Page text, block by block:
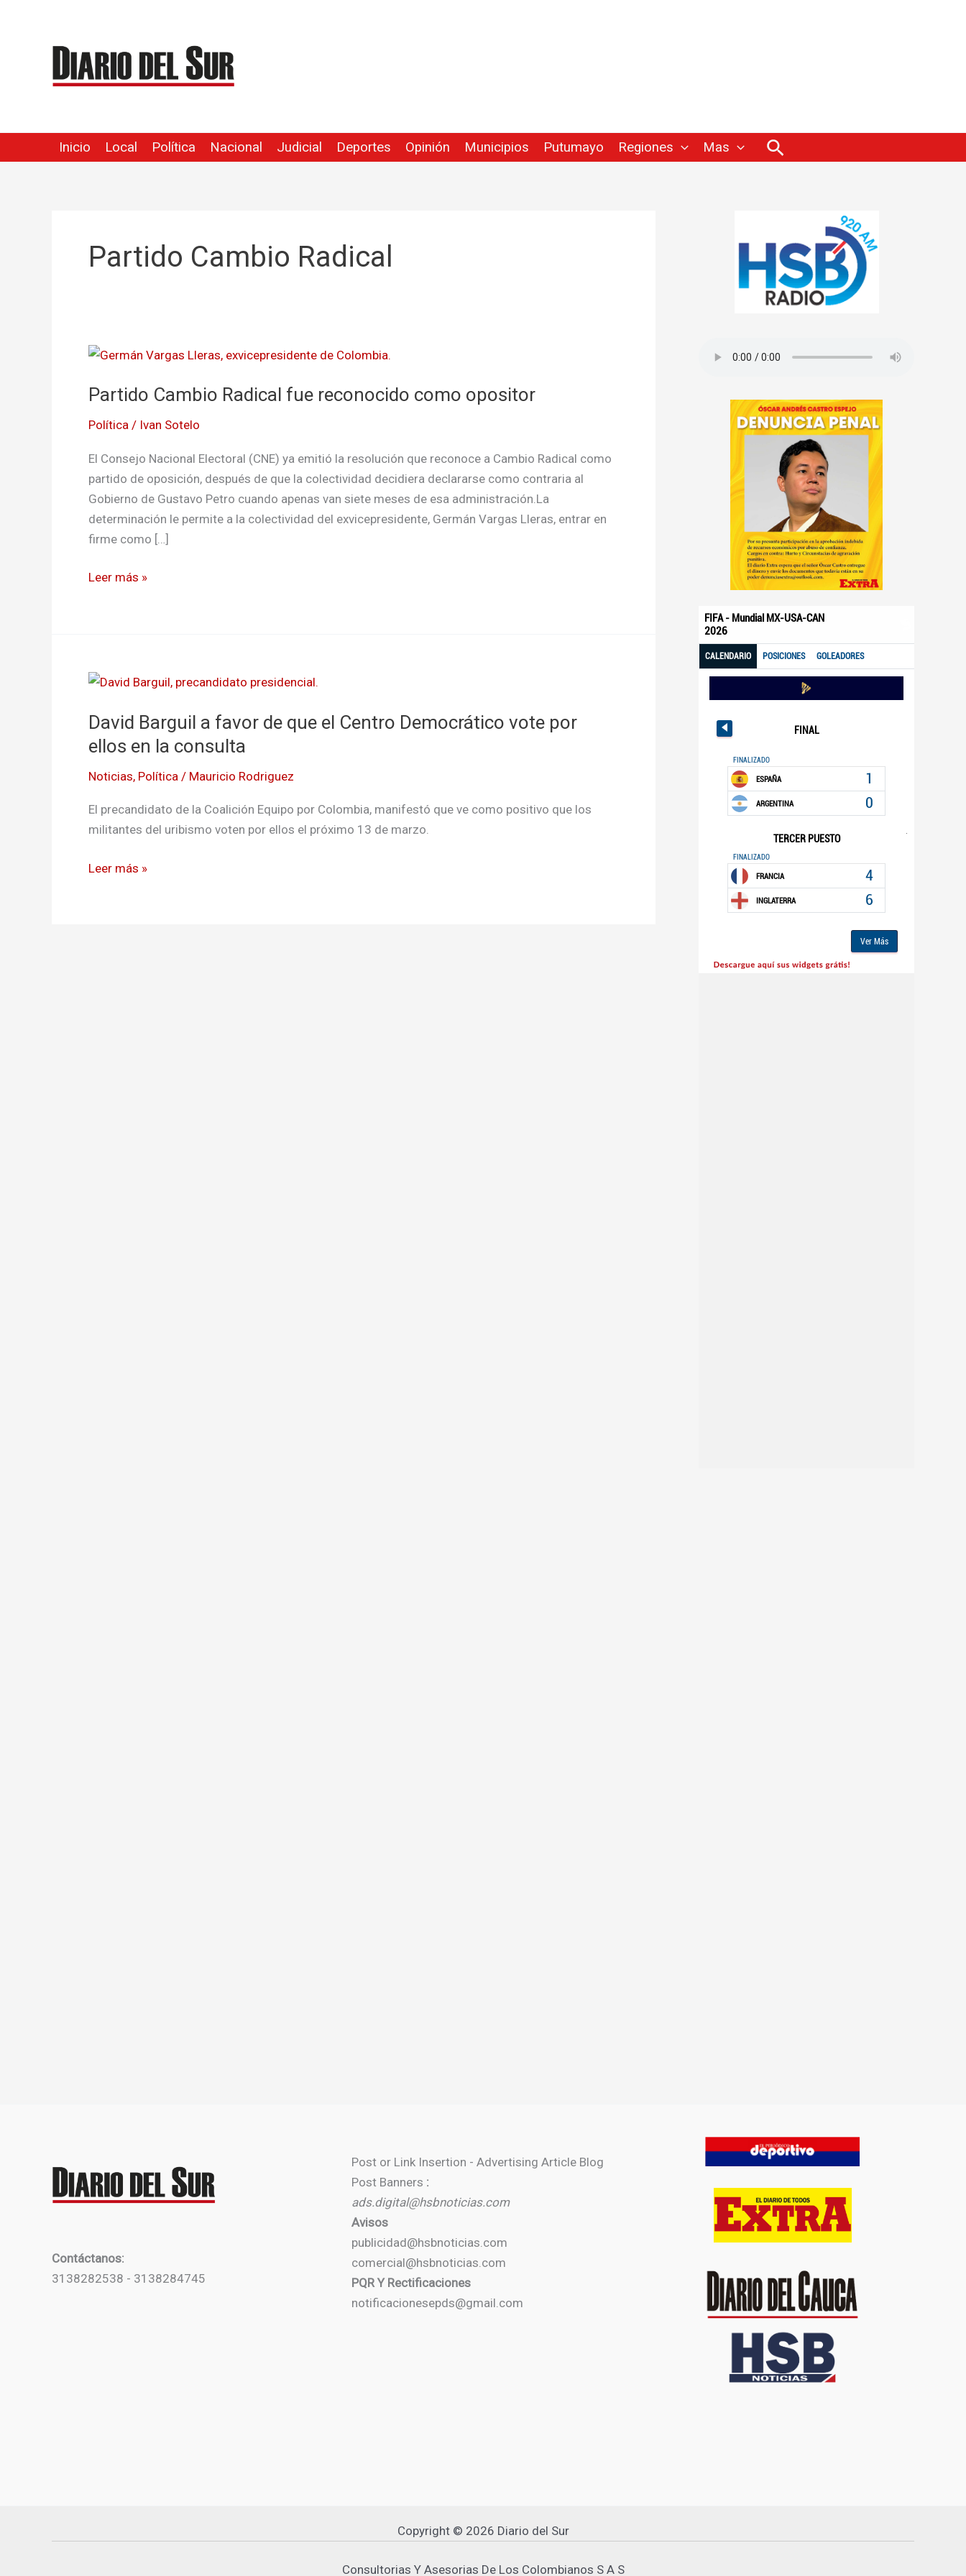
contenido
Inicio Local Política Nacional Judicial Deportes Opinión Municipios Putumayo Regiones Mas Buscar
Partido Cambio Radical
Partido Cambio Radical fue reconocido como opositor
Política / Ivan Sotelo
El Consejo Nacional Electoral (CNE) ya emitió la resolución que reconoce a Cambio Radical como
partido de oposición, después de que la colectividad decidiera declararse como contraria al
Gobierno de Gustavo Petro cuando apenas van siete meses de esa administración.La
determinación le permite a la colectividad del exvicepresidente, Germán Vargas Lleras, entrar en
firme como […]
Partido
Radical
reconocido
como
opositor
Leer más »
David Barguil a favor de que el Centro Democrático vote por
ellos en la consulta
Noticias, Política / Mauricio Rodriguez
El precandidato de la Coalición Equipo por Colombia, manifestó que ve como positivo que los
militantes del uribismo voten por ellos el próximo 13 de marzo.
David
a
favor
que
vote
Leer más »
Contáctanos:
3138282538 - 3138284745
Post or Link Insertion - Advertising Article Blog
Post Banners :
ads.digital@hsbnoticias.com
Avisos
publicidad@hsbnoticias.com
comercial@hsbnoticias.com
PQR Y Rectificaciones
notificacionesepds@gmail.com
Copyright © 2026 Diario del Sur
Consultorias Y Asesorias De Los Colombianos S A S